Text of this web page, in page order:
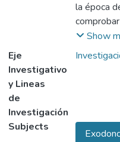
la época
siglo XVI.
conoce
La
griega.
Show
Eje
Investigativo
y Lineas
de
Investigación
Subjects